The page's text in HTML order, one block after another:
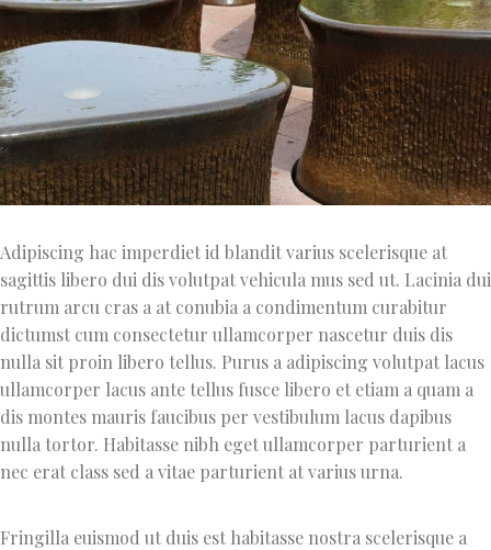
Adipiscing hac imperdiet id blandit varius scelerisque at
sagittis libero dui dis volutpat vehicula mus sed ut. Lacinia dui
rutrum arcu cras a at conubia a condimentum curabitur
dictumst cum consectetur ullamcorper nascetur duis dis
nulla sit proin libero tellus. Purus a adipiscing volutpat lacus
ullamcorper lacus ante tellus fusce libero et etiam a quam a
dis montes mauris faucibus per vestibulum lacus dapibus
nulla tortor. Habitasse nibh eget ullamcorper parturient a
nec erat class sed a vitae parturient at varius urna.
Fringilla euismod ut duis est habitasse nostra scelerisque a